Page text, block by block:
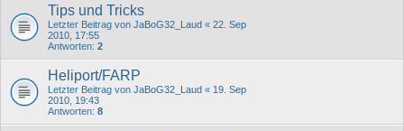
Tips und Tricks
Letzter Beitrag von JaBoG32_Laud « 22. Sep
2010, 17:55
Antworten: 2
Heliport/FARP
Letzter Beitrag von JaBoG32_Laud « 19. Sep
2010, 19:43
Antworten: 8